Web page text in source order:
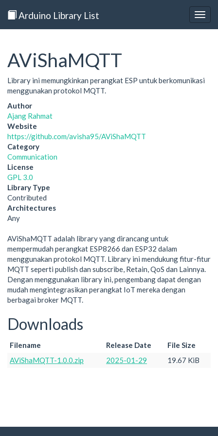
Arduino Library List
AViShaMQTT
Library ini memungkinkan perangkat ESP untuk berkomunikasi
menggunakan protokol MQTT.
Author
Ajang Rahmat
Website
https://github.com/avisha95/AViShaMQTT
Category
Communication
License
GPL 3.0
Library Type
Contributed
Architectures
Any
AViShaMQTT adalah library yang dirancang untuk
mempermudah perangkat ESP8266 dan ESP32 dalam
menggunakan protokol MQTT. Library ini mendukung fitur-fitur
MQTT seperti publish dan subscribe, Retain, QoS dan Lainnya.
Dengan menggunakan library ini, pengembang dapat dengan
mudah mengintegrasikan perangkat IoT mereka dengan
berbagai broker MQTT.
Downloads
Filename Release Date
File Size
AViShaMQTT-1.0.0.zip
2025-01-29 19.67 KiB